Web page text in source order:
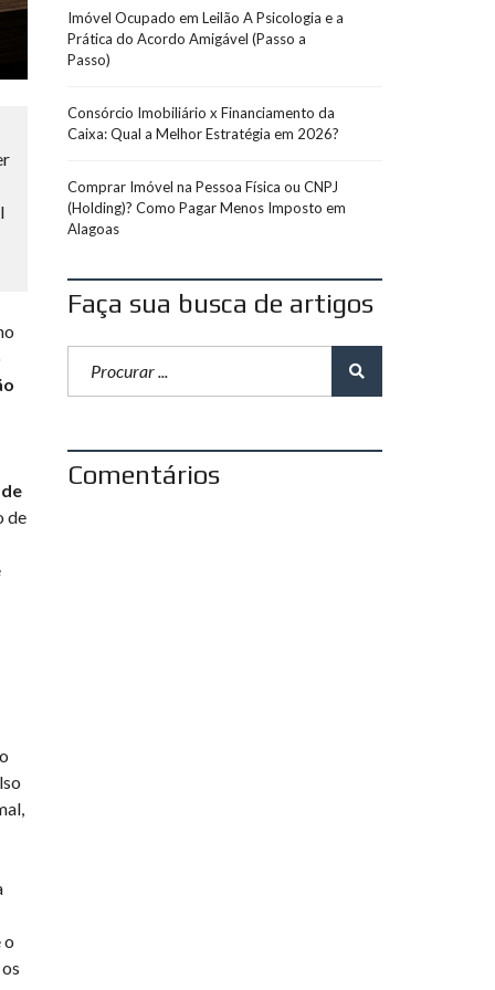
de
o
Imóvel Ocupado em Leilão A Psicologia e a
Prática do Acordo Amigável (Passo a
Passo)
Consórcio Imobiliário x Financiamento da
Caixa: Qual a Melhor Estratégia em 2026?
Comprar Imóvel na Pessoa Física ou CNPJ
(Holding)? Como Pagar Menos Imposto em
Alagoas
Faça sua busca de artigos
Comentários